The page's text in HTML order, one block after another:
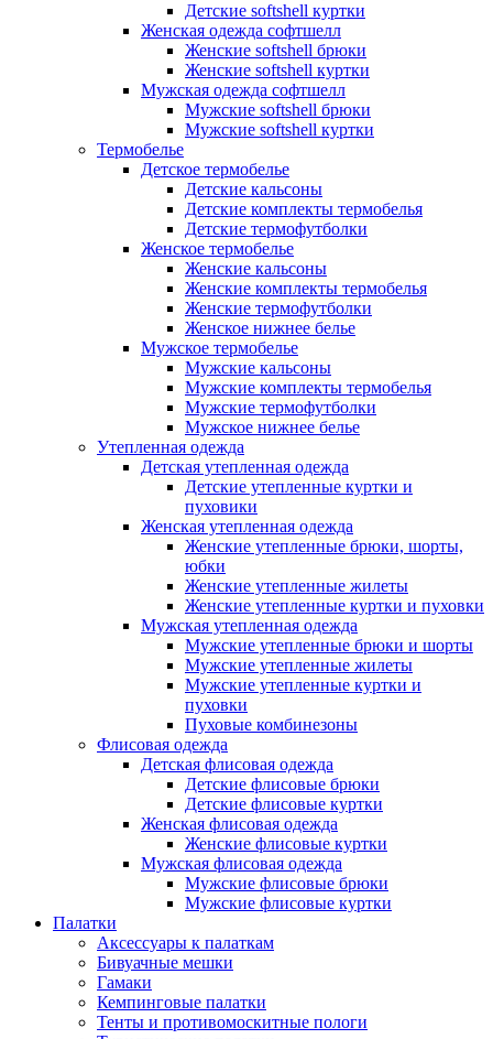
Детские softshell куртки
Женская одежда софтшелл
Женские softshell брюки
Женские softshell куртки
Мужская одежда софтшелл
Мужские softshell брюки
Мужские softshell куртки
Термобелье
Детское термобелье
Детские кальсоны
Детские комплекты термобелья
Детские термофутболки
Женское термобелье
Женские кальсоны
Женские комплекты термобелья
Женские термофутболки
Женское нижнее белье
Мужское термобелье
Мужские кальсоны
Мужские комплекты термобелья
Мужские термофутболки
Мужское нижнее белье
Утепленная одежда
Детская утепленная одежда
Детские утепленные куртки и
пуховики
Женская утепленная одежда
Женские утепленные брюки, шорты,
юбки
Женские утепленные жилеты
Женские утепленные куртки и пуховки
Мужская утепленная одежда
Мужские утепленные брюки и шорты
Мужские утепленные жилеты
Мужские утепленные куртки и
пуховки
Пуховые комбинезоны
Флисовая одежда
Детская флисовая одежда
Детские флисовые брюки
Детские флисовые куртки
Женская флисовая одежда
Женские флисовые куртки
Мужская флисовая одежда
Мужские флисовые брюки
Мужские флисовые куртки
Палатки
Аксессуары к палаткам
Бивуачные мешки
Гамаки
Кемпинговые палатки
Тенты и противомоскитные пологи